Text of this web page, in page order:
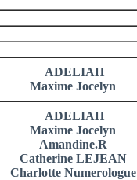
ADELIAH
Maxime Jocelyn
ADELIAH
Maxime Jocelyn
Amandine.R
Catherine LEJEAN
Charlotte Numerologue